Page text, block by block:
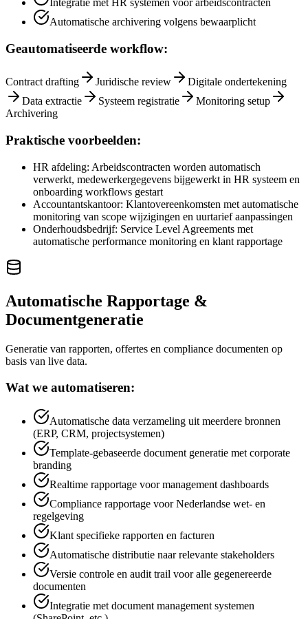
Integratie met HR systemen voor arbeidscontracten
Automatische archivering volgens bewaarplicht
Geautomatiseerde workflow:
Contract drafting Juridische review
Digitale ondertekening
Data extractie
Systeem registratie
Monitoring setup
Archivering
Praktische voorbeelden:
HR afdeling: Arbeidscontracten worden automatisch
verwerkt, medewerkergegevens bijgewerkt in HR systeem en
onboarding workflows gestart
Accountantskantoor: Klantovereenkomsten met automatische
monitoring van scope wijzigingen en uurtarief aanpassingen
Onderhoudsbedrijf: Service Level Agreements met
automatische performance monitoring en klant rapportage
Automatische Rapportage &
Documentgeneratie
Generatie van rapporten, offertes en compliance documenten op
basis van live data.
Wat we automatiseren:
Automatische data verzameling uit meerdere bronnen
(ERP, CRM, projectsystemen)
Template-gebaseerde document generatie met corporate
branding
Realtime rapportage voor management dashboards
Compliance rapportage voor Nederlandse wet- en
regelgeving
Klant specifieke rapporten en facturen
Automatische distributie naar relevante stakeholders
Versie controle en audit trail voor alle gegenereerde
documenten
Integratie met document management systemen